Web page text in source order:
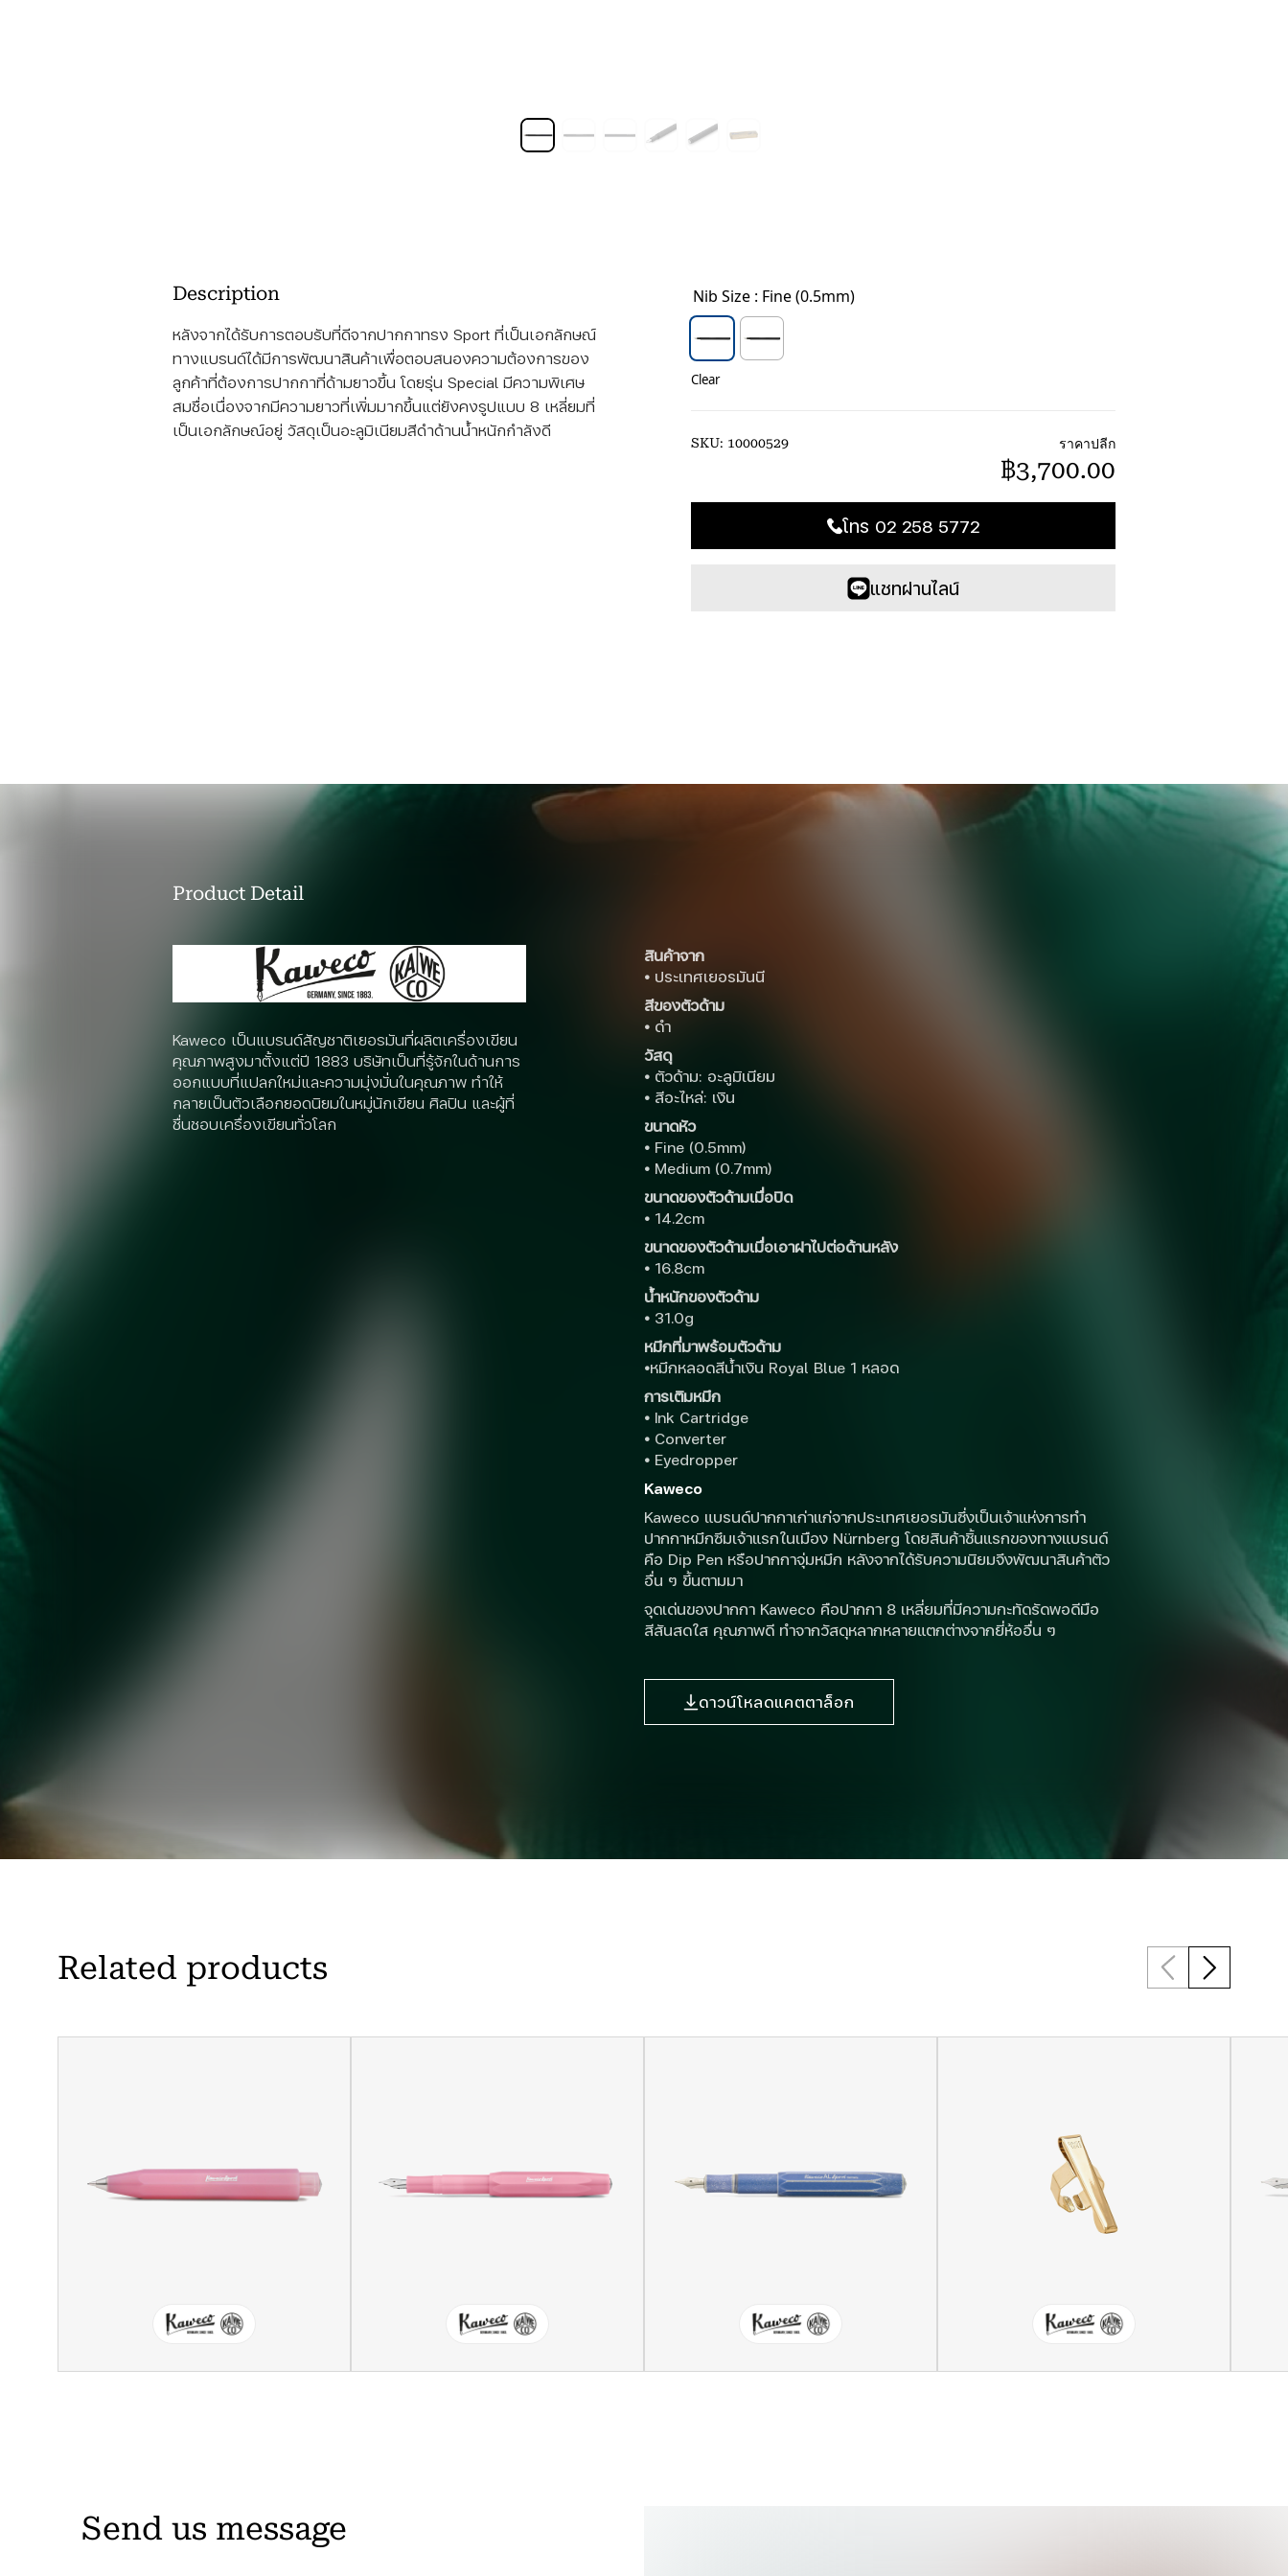
Description
หลังจากได้รับการตอบรับที่ดีจากปากกาทรง Sport ที่เป็นเอกลักษณ์
ทางแบรนด์ได้มีการพัฒนาสินค้าเพื่อตอบสนองความต้องการของ
ลูกค้าที่ต้องการปากกาที่ด้ามยาวขึ้น โดยรุ่น Special มีความพิเศษ
สมชื่อเนื่องจากมีความยาวที่เพิ่มมากขึ้นแต่ยังคงรูปแบบ 8 เหลี่ยมที่
เป็นเอกลักษณ์อยู่ วัสดุเป็นอะลูมิเนียมสีดำด้านน้ำหนักกำลังดี
Nib Size : Fine (0.5mm)
Clear
SKU: 10000529 ราคาปลีก
฿3,700.00
โทร 02 258 5772
แชทผ่านไลน์
Product Detail
Kaweco เป็นแบรนด์สัญชาติเยอรมันที่ผลิตเครื่องเขียน
คุณภาพสูงมาตั้งแต่ปี 1883 บริษัทเป็นที่รู้จักในด้านการ
ออกแบบที่แปลกใหม่และความมุ่งมั่นในคุณภาพ ทำให้
กลายเป็นตัวเลือกยอดนิยมในหมู่นักเขียน ศิลปิน และผู้ที่
ชื่นชอบเครื่องเขียนทั่วโลก
สินค้าจาก
• ประเทศเยอรมันนี
สีของตัวด้าม
• ดำ
วัสดุ
• ตัวด้าม: อะลูมิเนียม
• สีอะไหล่: เงิน
ขนาดหัว
• Fine (0.5mm)
• Medium (0.7mm)
ขนาดของตัวด้ามเมื่อปิด
• 14.2cm
ขนาดของตัวด้ามเมื่อเอาฝาไปต่อด้านหลัง
• 16.8cm
น้ำหนักของตัวด้าม
• 31.0g
หมึกที่มาพร้อมตัวด้าม
•หมึกหลอดสีน้ำเงิน Royal Blue 1 หลอด
การเติมหมึก
• Ink Cartridge
• Converter
• Eyedropper
Kaweco
Kaweco แบรนด์ปากกาเก่าแก่จากประเทศเยอรมันซึ่งเป็นเจ้าแห่งการทำ
ปากกาหมึกซึมเจ้าแรกในเมือง Nürnberg โดยสินค้าชิ้นแรกของทางแบรนด์
คือ Dip Pen หรือปากกาจุ่มหมึก หลังจากได้รับความนิยมจึงพัฒนาสินค้าตัว
อื่น ๆ ขึ้นตามมา
จุดเด่นของปากกา Kaweco คือปากกา 8 เหลี่ยมที่มีความกะทัดรัดพอดีมือ
สีสันสดใส คุณภาพดี ทำจากวัสดุหลากหลายแตกต่างจากยี่ห้ออื่น ๆ
ดาวน์โหลดแคตตาล็อก
Related products
Send us message